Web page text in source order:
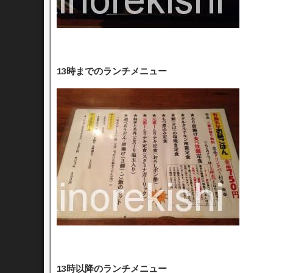
13時までのランチメニュー
13時以降のランチメニュー